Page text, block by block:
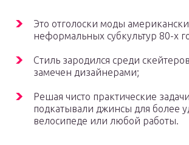
Это отголоски моды
неформальных субкультур 80-х
Стиль зародился среди
замечен дизайнерами;
Решая чисто практические
подкатывали джинсы для более
велосипеде или любой работы.